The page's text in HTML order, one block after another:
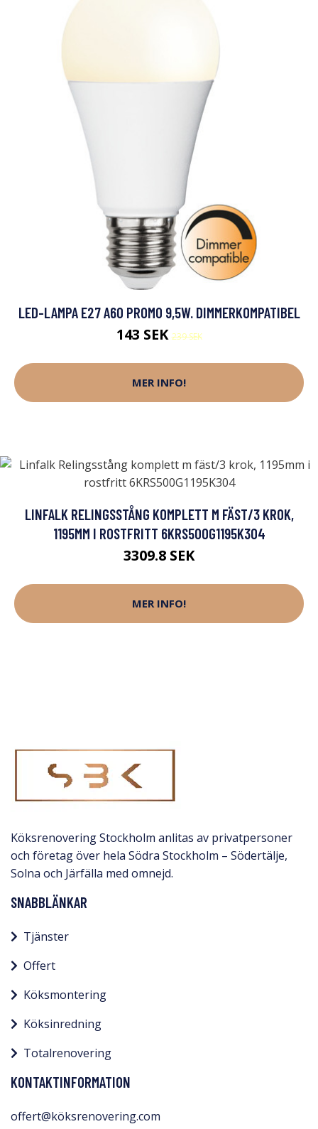
LED-LAMPA E27 A60 PROMO 9,5W. DIMMERKOMPATIBEL
143 SEK239 SEK
MER INFO!
LINFALK RELINGSSTÅNG KOMPLETT M FÄST/3 KROK,
1195MM I ROSTFRITT 6KRS500G1195K304
3309.8 SEK
MER INFO!
Köksrenovering Stockholm anlitas av privatpersoner
och företag över hela Södra Stockholm – Södertälje,
Solna och Järfälla med omnejd.​
SNABBLÄNKAR
Tjänster
Offert
Köksmontering
Köksinredning
Totalrenovering
KONTAKTINFORMATION
offert@köksrenovering.com